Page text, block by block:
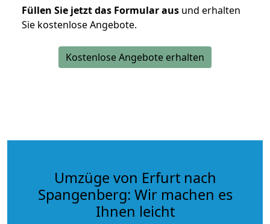
Füllen Sie jetzt das Formular aus und erhalten
Sie kostenlose Angebote.
Kostenlose Angebote erhalten
Umzüge von Erfurt nach
Spangenberg: Wir machen es
Ihnen leicht